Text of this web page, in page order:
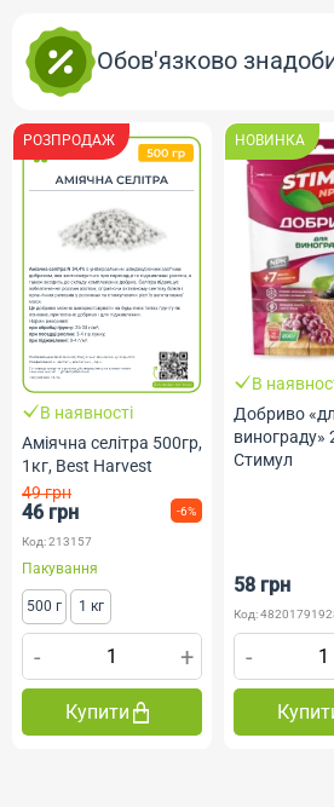
Обов'язково
РОЗПРОДАЖ
В наявності
Аміячна селітра 500гр,
1кг, Best Harvest
49 грн
46 грн -6%
Код: 213157
Пакування
500 г 1 кг
- +
Купити
НОВИНКА
В
Добриво
винограду»
Стимул
58 грн
Код:
-